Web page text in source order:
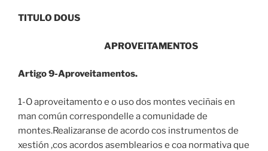
TITULO DOUS
APROVEITAMENTOS
Artigo 9-Aproveitamentos.
1-O aproveitamento e o uso dos montes veciñais en
man común correspondelle a comunidade de
montes.Realizaranse de acordo cos instrumentos de
xestión ,cos acordos asemblearios e coa normativa que